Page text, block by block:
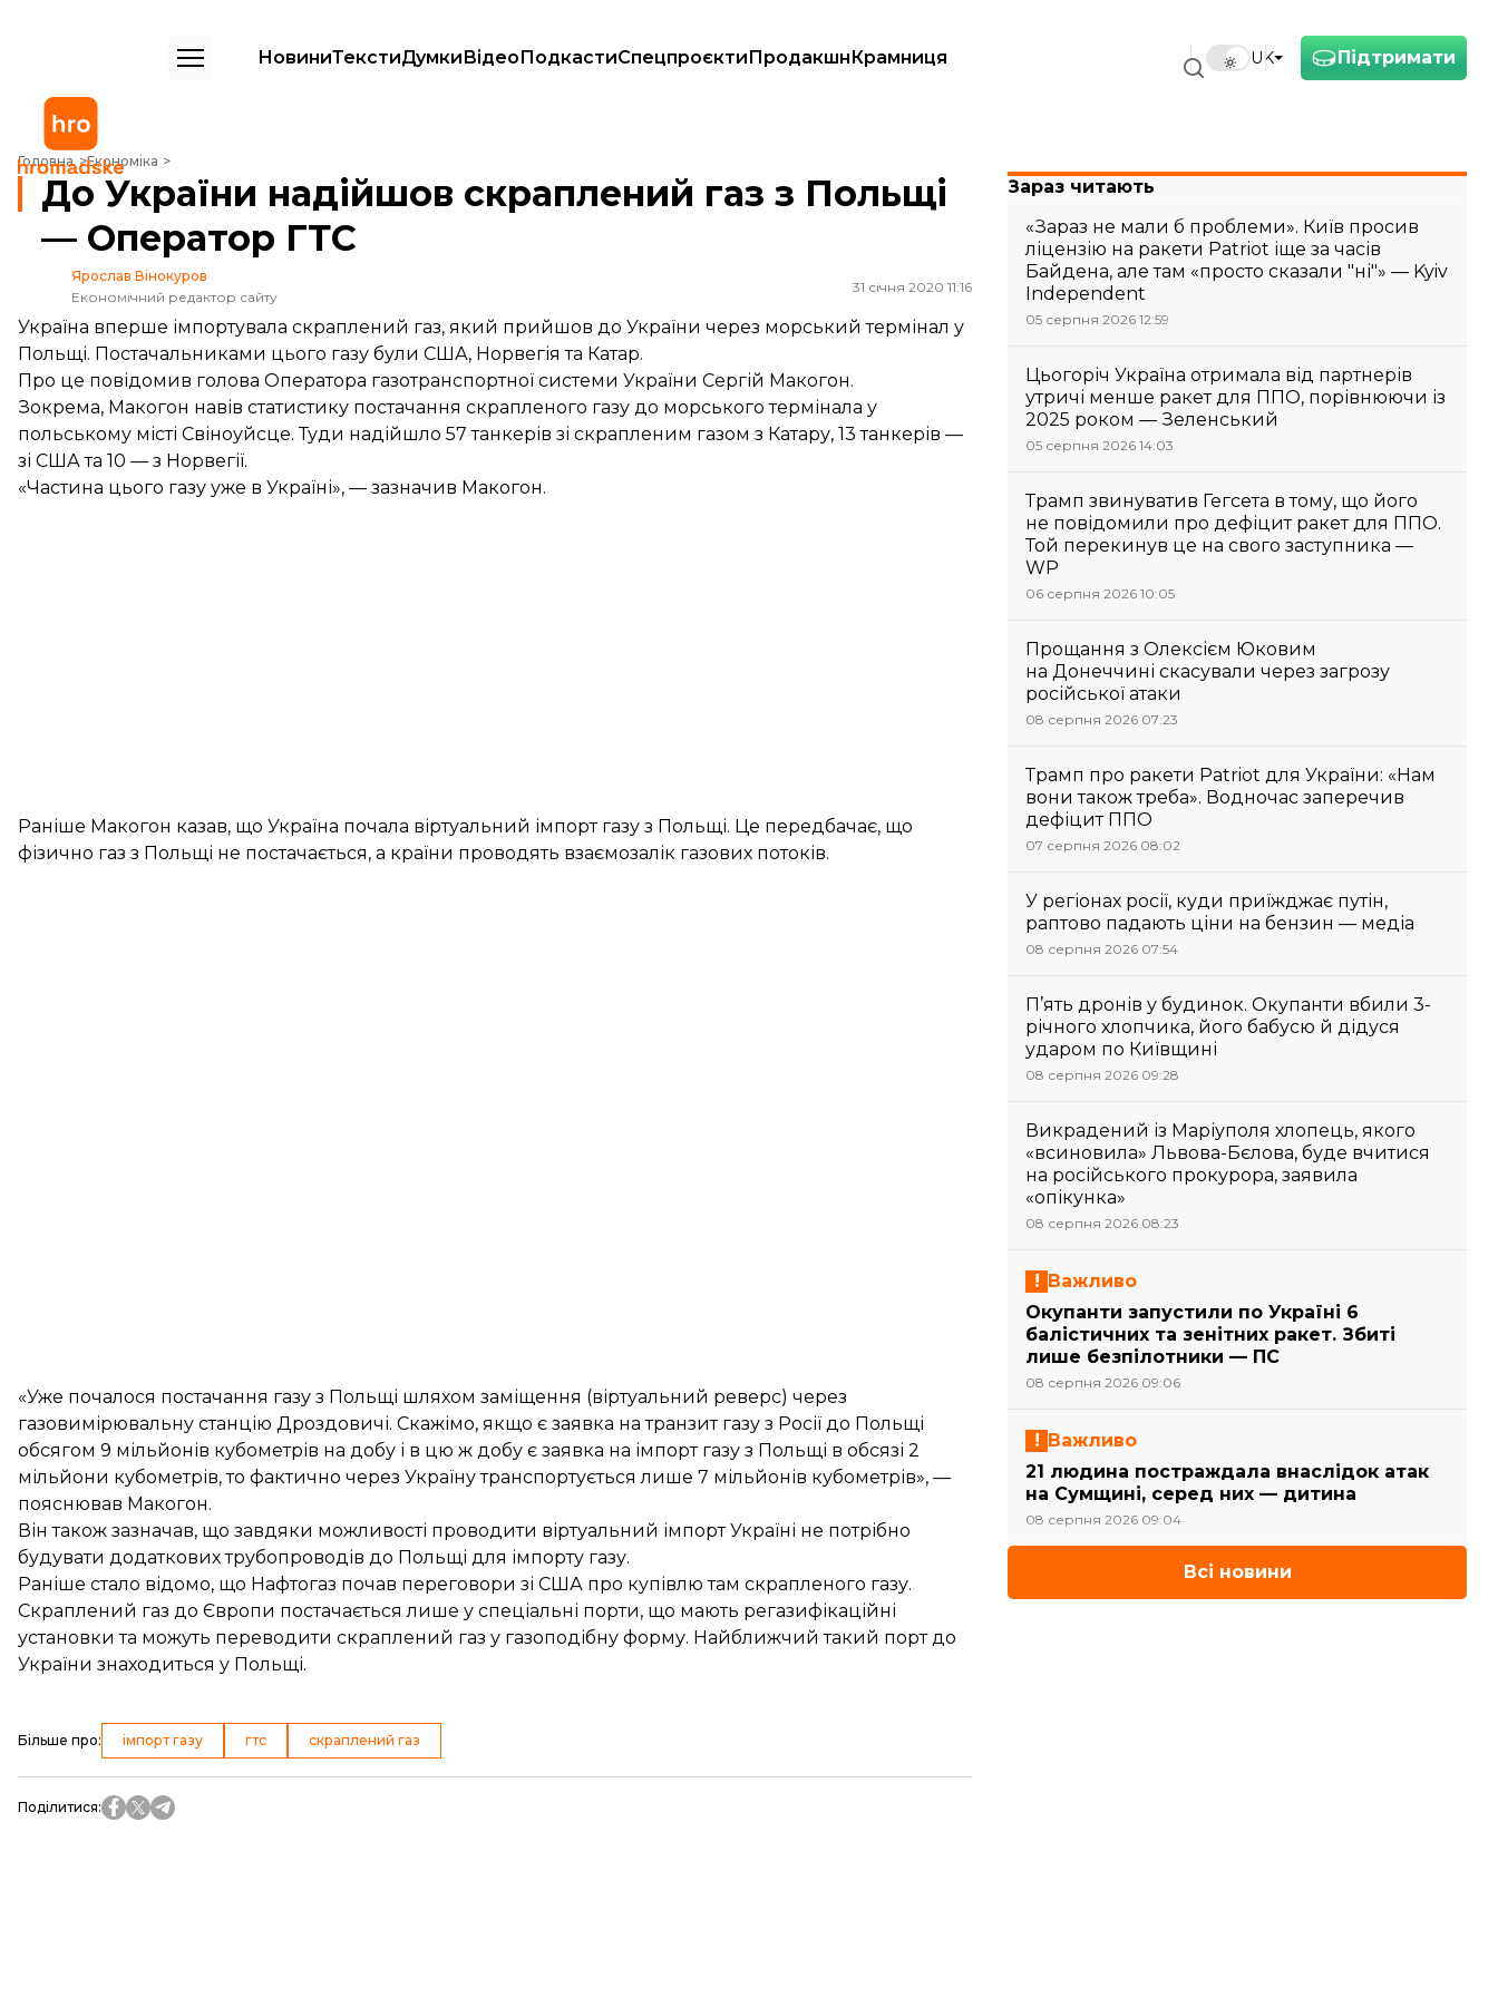
Підтримати
UK
НовиниТекстиДумкиВідеоПодкастиСпецпроєктиПродакшнКрамниця
Головна Економіка
До України надійшов скраплений газ з Польщі — Оператор ГТС
До України надійшов скраплений газ з Польщі
— Оператор ГТС
Ярослав Вінокуров
Економічний редактор сайту
31 січня 2020 11:16
Україна вперше імпортувала скраплений газ, який прийшов до України через морський термінал у
Польщі. Постачальниками цього газу були США, Норвегія та Катар.
Про це повідомив голова Оператора газотранспортної системи України Сергій Макогон.
Зокрема, Макогон навів статистику постачання скрапленого газу до морського термінала у
польському місті Свіноуйсце. Туди надійшло 57 танкерів зі скрапленим газом з Катару, 13 танкерів —
зі США та 10 — з Норвегії.
«Частина цього газу уже в Україні», — зазначив Макогон.
Раніше Макогон казав, що Україна почала віртуальний імпорт газу з Польщі. Це передбачає, що
фізично газ з Польщі не постачається, а країни проводять взаємозалік газових потоків.
«Уже почалося постачання газу з Польщі шляхом заміщення (віртуальний реверс) через
газовимірювальну станцію Дроздовичі. Скажімо, якщо є заявка на транзит газу з Росії до Польщі
обсягом 9 мільйонів кубометрів на добу і в цю ж добу є заявка на імпорт газу з Польщі в обсязі 2
мільйони кубометрів, то фактично через Україну транспортується лише 7 мільйонів кубометрів», —
пояснював Макогон.
Він також зазначав, що завдяки можливості проводити віртуальний імпорт Україні не потрібно
будувати додаткових трубопроводів до Польщі для імпорту газу.
Раніше стало відомо, що Нафтогаз почав переговори зі США про купівлю там скрапленого газу.
Скраплений газ до Європи постачається лише у спеціальні порти, що мають регазифікаційні
установки та можуть переводити скраплений газ у газоподібну форму. Найближчий такий порт до
України знаходиться у Польщі.
Більше про: імпорт газу гтс скраплений газ
Поділитися:
Зараз читають
«Зараз не мали б проблеми». Київ просив
ліцензію на ракети Patriot іще за часів
Байдена, але там «просто сказали "ні"» — Kyiv
Independent
05 серпня 2026 12:59
Цьогоріч Україна отримала від партнерів
утричі менше ракет для ППО, порівнюючи із
2025 роком — Зеленський
05 серпня 2026 14:03
Трамп звинуватив Гегсета в тому, що його
не повідомили про дефіцит ракет для ППО.
Той перекинув це на свого заступника —
WP
06 серпня 2026 10:05
Прощання з Олексієм Юковим
на Донеччині скасували через загрозу
російської атаки
08 серпня 2026 07:23
Трамп про ракети Patriot для України: «Нам
вони також треба». Водночас заперечив
дефіцит ППО
07 серпня 2026 08:02
У регіонах росії, куди приїжджає путін,
раптово падають ціни на бензин — медіа
08 серпня 2026 07:54
П’ять дронів у будинок. Окупанти вбили 3-
річного хлопчика, його бабусю й дідуся
ударом по Київщині
08 серпня 2026 09:28
Викрадений із Маріуполя хлопець, якого
«всиновила» Львова-Бєлова, буде вчитися
на російського прокурора, заявила
«опікунка»
08 серпня 2026 08:23
Важливо
Окупанти запустили по Україні 6
балістичних та зенітних ракет. Збиті
лише безпілотники — ПС
08 серпня 2026 09:06
Важливо
21 людина постраждала внаслідок атак
на Сумщині, серед них — дитина
08 серпня 2026 09:04
Всі новини